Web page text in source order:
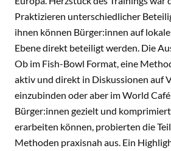
Praktizieren unterschiedlicher
ihnen können Bürger:innen auf
Ebene direkt beteiligt werden. Die
Ob im Fish-Bowl Format, eine
aktiv und direkt in Diskussionen auf
einzubinden oder aber im World
Bürger:innen gezielt und
erarbeiten können, probierten die
Methoden praxisnah aus. Ein